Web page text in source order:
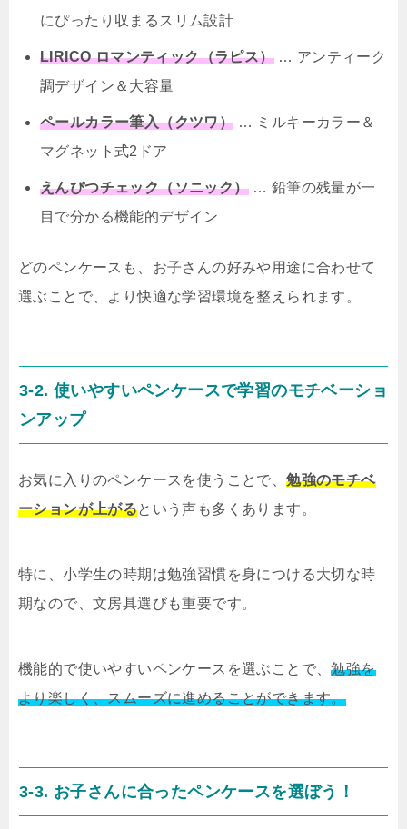
にぴったり収まるスリム設計
LIRICO ロマンティック（ラピス）… アンティーク
調デザイン＆大容量
ペールカラー筆入（クツワ） … ミルキーカラー＆
マグネット式2ドア
えんぴつチェック（ソニック）… 鉛筆の残量が一
目で分かる機能的デザイン
どのペンケースも、お子さんの好みや用途に合わせて
選ぶことで、より快適な学習環境を整えられます。
3-2. 使いやすいペンケースで学習のモチベーショ
ンアップ
お気に入りのペンケースを使うことで、勉強のモチベ
ーションが上がるという声も多くあります。
特に、小学生の時期は勉強習慣を身につける大切な時
期なので、文房具選びも重要です。
機能的で使いやすいペンケースを選ぶことで、勉強を
より楽しく、スムーズに進めることができます。
3-3. お子さんに合ったペンケースを選ぼう！